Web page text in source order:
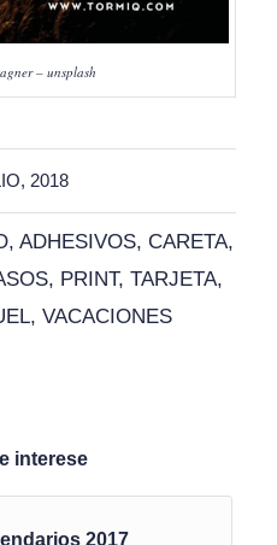
– unsplash
2018
,ADHESIVOS,CARETA,
, PRINT,TARJETA,
,VACACIONES
interese
2017